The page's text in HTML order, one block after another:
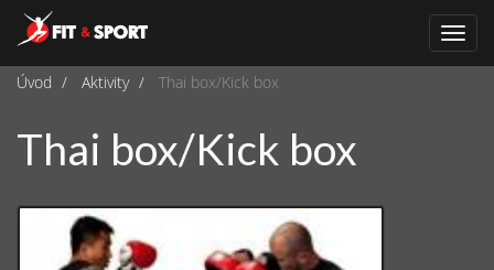
Úvod Aktivity Thai box/Kick box
Thai box/Kick box